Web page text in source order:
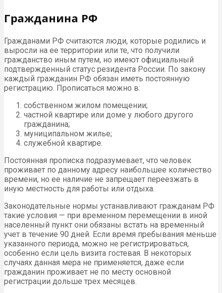
Гражданина РФ
Гражданами РФ считаются люди, которые родились и
выросли на ее территории или те, что получили
гражданство иным путем, но имеют официальный
подтвержденный статус резидента России. По закону
каждый гражданин РФ обязан иметь постоянную
регистрацию. Прописаться можно в:
собственном жилом помещении;
частной квартире или доме у любого другого
гражданина;
муниципальном жилье;
служебной квартире.
Постоянная прописка подразумевает, что человек
проживает по данному адресу наибольшее количество
времени, но ее наличие не запрещает переезжать в
иную местность для работы или отдыха.
Законодательные нормы устанавливают гражданам РФ
такие условия — при временном перемещении в иной
населенный пункт они обязаны встать на временный
учет в течение 90 дней. Если время пребывания меньше
указанного периода, можно не регистрироваться,
особенно если цель визита гостевая. В некоторых
случаях данная мера не применяется, даже если
гражданин проживает не по месту основной
регистрации дольше трех месяцев.